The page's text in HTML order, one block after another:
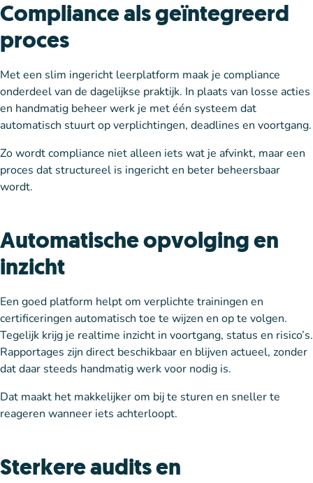
Compliance als geïntegreerd
proces
Met een slim ingericht leerplatform maak je compliance
onderdeel van de dagelijkse praktijk. In plaats van losse acties
en handmatig beheer werk je met één systeem dat
automatisch stuurt op verplichtingen, deadlines en voortgang.
Zo wordt compliance niet alleen iets wat je afvinkt, maar een
proces dat structureel is ingericht en beter beheersbaar
wordt.
Automatische opvolging en
inzicht
Een goed platform helpt om verplichte trainingen en
certificeringen automatisch toe te wijzen en op te volgen.
Tegelijk krijg je realtime inzicht in voortgang, status en risico’s.
Rapportages zijn direct beschikbaar en blijven actueel, zonder
dat daar steeds handmatig werk voor nodig is.
Dat maakt het makkelijker om bij te sturen en sneller te
reageren wanneer iets achterloopt.
Sterkere audits en